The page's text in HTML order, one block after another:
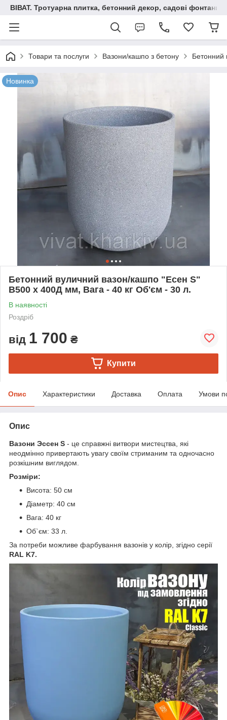
ВІВАТ. Тротуарна плитка, бетонний декор, садові фонтани
Товари та послуги Вазони/кашпо з бетону Бетонний
Новинка
Бетонний вуличний вазон/кашпо "Есен S"
В500 x 400Д мм, Вага - 40 кг Об'єм - 30 л.
В наявності
Роздріб
від 1 700 ₴
Купити
Опис Характеристики Доставка Оплата Умови
Опис
Вазони Эссен S - це справжні витвори мистецтва, які
неодмінно привертають увагу своїм стриманим та одночасно
розкішним виглядом.
Розміри:
Висота: 50 см
Діаметр: 40 см
Вага: 40 кг
Об`єм: 33 л.
За потреби можливе фарбування вазонів у колір, згідно серії
RAL K7.